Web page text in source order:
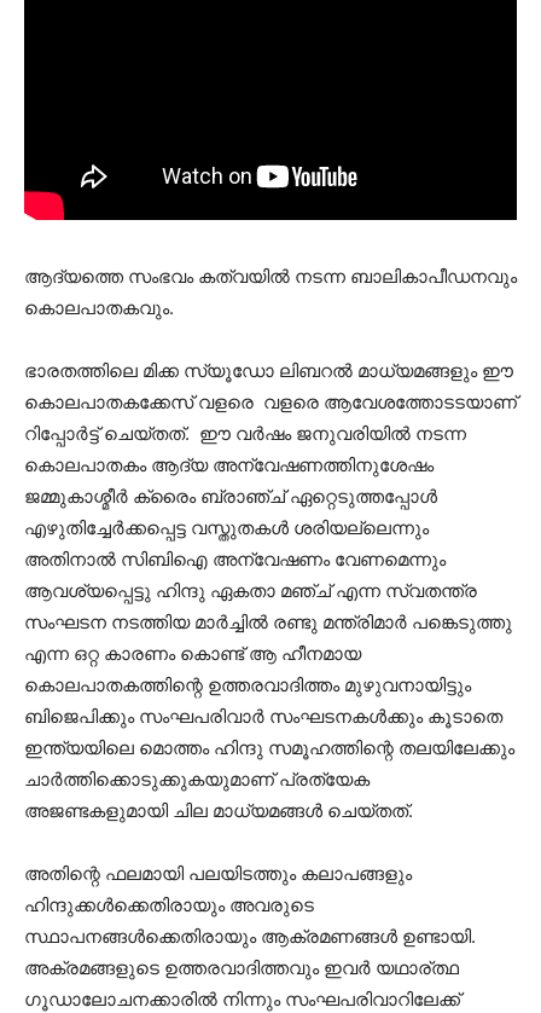
ആദ്യത്തെ സംഭവം കത്വയിൽ നടന്ന ബാലികാപീഡനവും
കൊലപാതകവും.
ഭാരതത്തിലെ മിക്ക സ്യൂഡോ ലിബറൽ മാധ്യമങ്ങളും ഈ
കൊലപാതകക്കേസ് വളരെ വളരെ ആവേശത്തോടടയാണ്
റിപ്പോര്‍ട്ട് ചെയ്തത്. ഈ വർഷം ജനുവരിയിൽ നടന്ന
കൊലപാതകം ആദ്യ അന്വേഷണത്തിനുശേഷം
ജമ്മുകാശ്മീർ ക്രൈം ബ്രാഞ്ച് ഏറ്റെടുത്തപ്പോൾ
എഴുതിച്ചേർക്കപ്പെട്ട വസ്തുതകൾ ശരിയല്ലെന്നും
അതിനാൽ സിബിഐ അന്വേഷണം വേണമെന്നും
ആവശ്യപ്പെട്ടു ഹിന്ദു ഏകതാ മഞ്ച് എന്ന സ്വതന്ത്ര
സംഘടന നടത്തിയ മാർച്ചിൽ രണ്ടു മന്ത്രിമാർ പങ്കെടുത്തു
എന്ന ഒറ്റ കാരണം കൊണ്ട് ആ ഹീനമായ
കൊലപാതകത്തിന്റെ ഉത്തരവാദിത്തം മുഴുവനായിട്ടും
ബിജെപിക്കും സംഘപരിവാർ സംഘടനകൾക്കും കൂടാതെ
ഇന്ത്യയിലെ മൊത്തം ഹിന്ദു സമൂഹത്തിന്റെ തലയിലേക്കും
ചാർത്തിക്കൊടുക്കുകയുമാണ് പ്രത്യേക
അജണ്ടകളുമായി ചില മാധ്യമങ്ങള്‍ ചെയ്തത്.
അതിന്റെ ഫലമായി പലയിടത്തും കലാപങ്ങളും
ഹിന്ദുക്കൾക്കെതിരായും അവരുടെ
സ്ഥാപനങ്ങൾക്കെതിരായും ആക്രമണങ്ങൾ ഉണ്ടായി.
അക്രമങ്ങളുടെ ഉത്തരവാദിത്തവും ഇവര്‍ യഥാര്ത്ഥ
ഗൂഡാലോചനക്കാരില്‍ നിന്നും സംഘപരിവാറിലേക്ക്